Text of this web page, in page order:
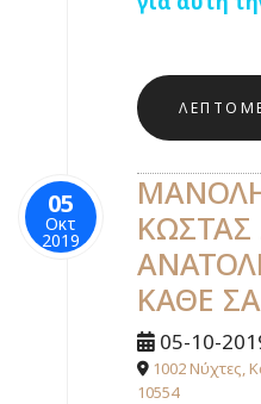
05
Οκτ
2019
ΚΑΘΕ
05-10-
1002 Νύχτες,
10554